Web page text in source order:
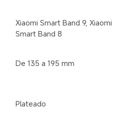
Xiaomi Smart Band 9, Xiaomi
Smart Band 8
De 135 a 195 mm
Plateado